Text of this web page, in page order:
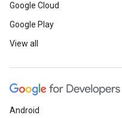
Google Cloud
Google Play
View all
Android